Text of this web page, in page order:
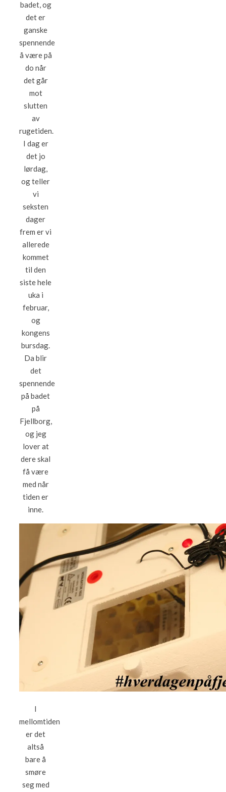
badet, og
det er
ganske
spennende
å være på
do når
det går
mot
slutten
av
rugetiden.
I dag er
det jo
lørdag,
og teller
vi
seksten
dager
frem er vi
allerede
kommet
til den
siste hele
uka i
februar,
og
kongens
bursdag.
Da blir
det
spennende
på badet
på
Fjellborg,
og jeg
lover at
dere skal
få være
med når
tiden er
inne.
I
mellomtiden
er det
altså
bare å
smøre
seg med